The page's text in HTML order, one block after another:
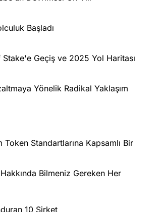
Başladı
Geçiş ve 2025 Yol Haritası
Yönelik Radikal Yaklaşım
Standartlarına Kapsamlı Bir
Bilmeniz Gereken Her
10 Şirket